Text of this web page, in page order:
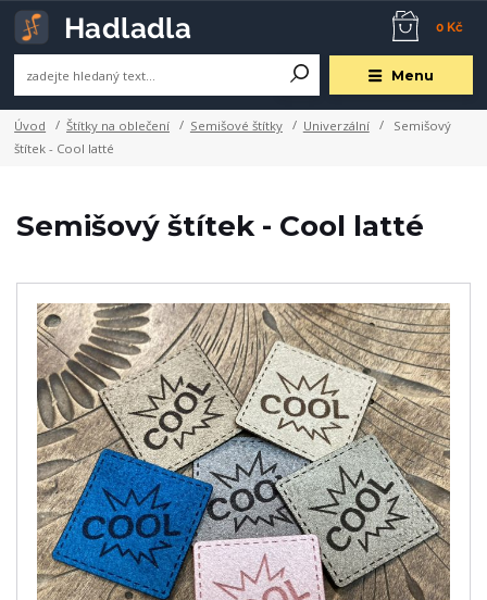
Menu
0 Kč
Úvod Štítky na oblečení Semišové štítky Univerzální
Semišový
štítek - Cool latté
Semišový štítek - Cool latté